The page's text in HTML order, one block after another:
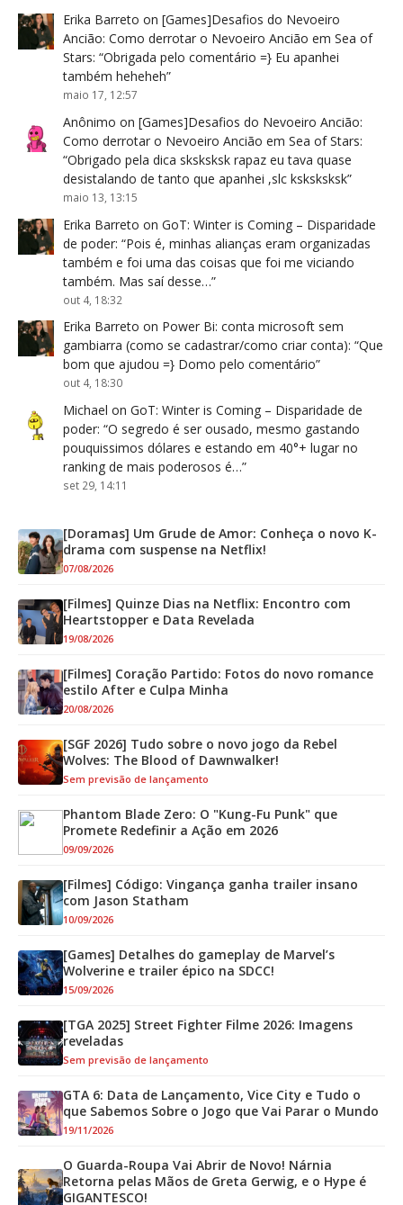
Erika Barreto on [Games]Desafios do Nevoeiro
Ancião: Como derrotar o Nevoeiro Ancião em Sea of
Stars: “Obrigada pelo comentário =} Eu apanhei
também heheheh”
maio 17, 12:57
Anônimo on [Games]Desafios do Nevoeiro Ancião:
Como derrotar o Nevoeiro Ancião em Sea of Stars:
“Obrigado pela dica sksksksk rapaz eu tava quase
desistalando de tanto que apanhei ,slc ksksksksk”
maio 13, 13:15
Erika Barreto on GoT: Winter is Coming – Disparidade
de poder: “Pois é, minhas alianças eram organizadas
também e foi uma das coisas que foi me viciando
também. Mas saí desse…”
out 4, 18:32
Erika Barreto on Power Bi: conta microsoft sem
gambiarra (como se cadastrar/como criar conta): “Que
bom que ajudou =} Domo pelo comentário”
out 4, 18:30
Michael on GoT: Winter is Coming – Disparidade de
poder: “O segredo é ser ousado, mesmo gastando
pouquissimos dólares e estando em 40°+ lugar no
ranking de mais poderosos é…”
set 29, 14:11
[Doramas] Um Grude de Amor: Conheça o novo K-
drama com suspense na Netflix!
07/08/2026
[Filmes] Quinze Dias na Netflix: Encontro com
Heartstopper e Data Revelada
19/08/2026
[Filmes] Coração Partido: Fotos do novo romance
estilo After e Culpa Minha
20/08/2026
[SGF 2026] Tudo sobre o novo jogo da Rebel
Wolves: The Blood of Dawnwalker!
Sem previsão de lançamento
Phantom Blade Zero: O "Kung-Fu Punk" que
Promete Redefinir a Ação em 2026
09/09/2026
[Filmes] Código: Vingança ganha trailer insano
com Jason Statham
10/09/2026
[Games] Detalhes do gameplay de Marvel’s
Wolverine e trailer épico na SDCC!
15/09/2026
[TGA 2025] Street Fighter Filme 2026: Imagens
reveladas
Sem previsão de lançamento
GTA 6: Data de Lançamento, Vice City e Tudo o
que Sabemos Sobre o Jogo que Vai Parar o Mundo
19/11/2026
O Guarda-Roupa Vai Abrir de Novo! Nárnia
Retorna pelas Mãos de Greta Gerwig, e o Hype é
GIGANTESCO!